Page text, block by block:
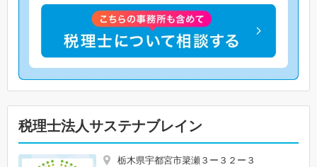
税理士法人サステナブレイン
栃木県宇都宮市簗瀬３ー３２ー３